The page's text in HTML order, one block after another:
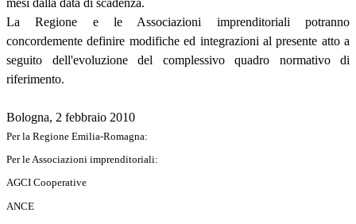
La Regione e le Associazioni imprenditoriali potranno
concordemente definire modifiche ed integrazioni al presente atto a
seguito dell'evoluzione del complessivo quadro normativo di
riferimento.
Bologna, 2 febbraio 2010
Per la Regione Emilia-Romagna:
Per le Associazioni imprenditoriali:
AGCI Cooperative
ANCE